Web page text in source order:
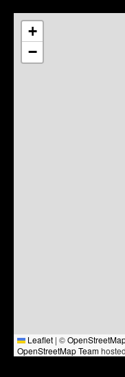
+
−
Leaflet | ©
OpenStreetMap Team